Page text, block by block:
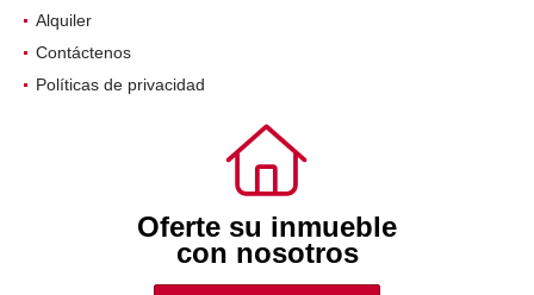
Alquiler
Contáctenos
Políticas de privacidad
Oferte su inmueble
con nosotros